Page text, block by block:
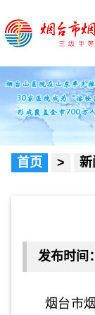
首页 > 新
发布时间：
烟台市